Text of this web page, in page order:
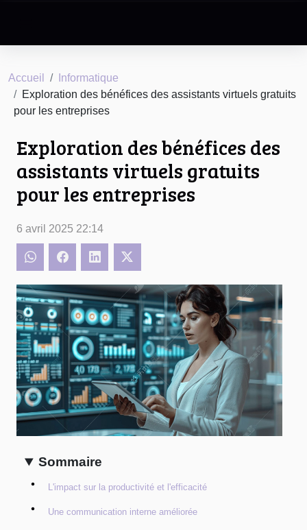
Accueil
Informatique
Exploration des bénéfices des assistants virtuels gratuits
pour les entreprises
Exploration des bénéfices des
assistants virtuels gratuits
pour les entreprises
6 avril 2025 22:14
Sommaire
L'impact sur la productivité et l'efficacité
Une communication interne améliorée